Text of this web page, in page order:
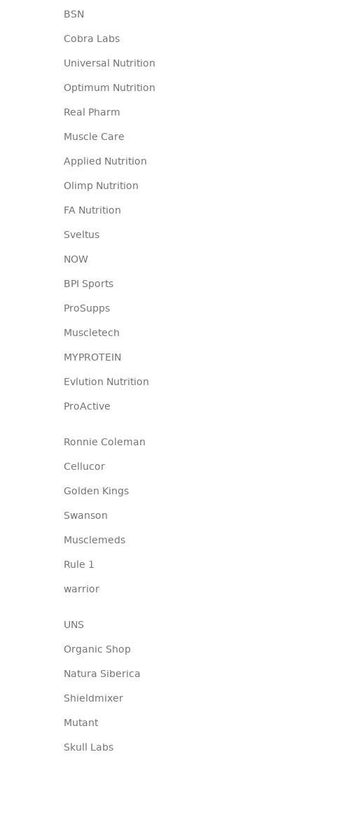
BSN
Cobra Labs
Universal Nutrition
Optimum Nutrition
Real Pharm
Muscle Care
Applied Nutrition
Olimp Nutrition
FA Nutrition
Sveltus
NOW
BPI Sports
ProSupps
Muscletech
MYPROTEIN
Evlution Nutrition
ProActive
Ronnie Coleman
Cellucor
Golden Kings
Swanson
Musclemeds
Rule 1
warrior
UNS
Organic Shop
Natura Siberica
Shieldmixer
Mutant
Skull Labs